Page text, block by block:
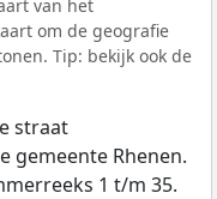
van het
om de geografie
Tip: bekijk ook de
straat
gemeente Rhenen.
1 t/m 35.